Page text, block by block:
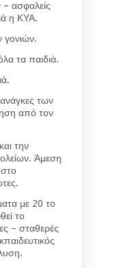
ασφαλείς
η ΚΥΑ.
τα παιδιά.
των
από τον
την
Άμεση
με 20 το
το
– σταθερές